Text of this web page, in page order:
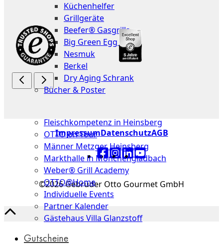
Küchenhelfer
Grillgeräte
Beefer® Gasgrills
Big Green Egg Grill
Nesmuk
Berkel
Dry Aging Schrank
Bücher & Poster
Fleischkompetenz in Heinsberg
OTTO on Tour
Männer Metzger Heinsberg
Markthalle in Mönchengladbach
Weber® Grill Academy
OTTO@Home
Individuelle Events
Partner Kalender
Gästehaus Villa Glanzstoff
Gutscheine
ImpressumDatenschutzAGB
©2026 Gebrüder Otto Gourmet GmbH